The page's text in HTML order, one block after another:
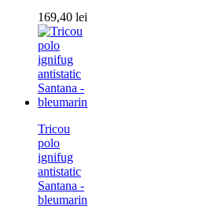
169,40 lei
Tricou
polo
ignifug
antistatic
Santana -
bleumarin